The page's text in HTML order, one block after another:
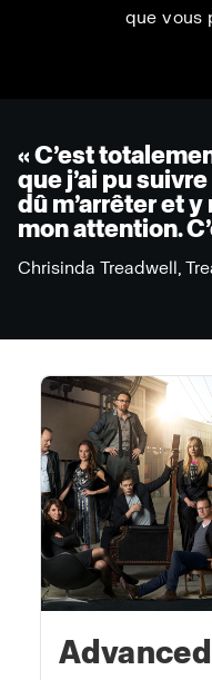
que vous
« C’est
que j’ai pu
dû m’arrêter et
mon attention.
Chrisinda Treadwell,